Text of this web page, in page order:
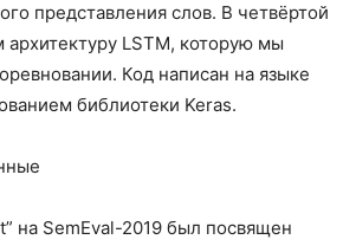
представления слов. В четвёртой
LSTM, которую мы
Код написан на языке
библиотеки Keras.
на SemEval-2019 был посвящен